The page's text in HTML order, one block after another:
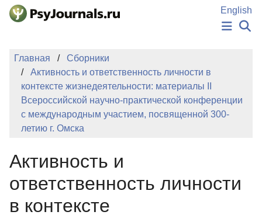
Перейти к основному содержанию
English
НОВОСТИ
ПОДАТЬ РУКОПИСЬ
БАЗА ЗНАНИЙ
КЛЮЧЕВЫЕ СЛОВА
Регистрация
Главная
Сборники
Активность и ответственность личности в
контексте жизнедеятельности: материалы II
Всероссийской научно-практической конференции
с международным участием, посвященной 300-
летию г. Омска
Активность и
ответственность личности
в контексте